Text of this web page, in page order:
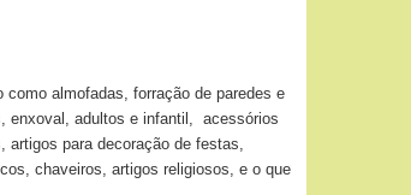
almofadas, forração de paredes e
enxoval, adultos e infantil, acessórios
artigos para decoração de festas,
chaveiros, artigos religiosos, e o que